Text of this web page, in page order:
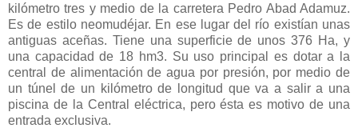
kilómetro tres y medio de la carretera Pedro Abad Adamuz.
Es de estilo neomudéjar. En ese lugar del río existían unas
antiguas aceñas. Tiene una superficie de unos 376 Ha, y
una capacidad de 18 hm3. Su uso principal es dotar a la
central de alimentación de agua por presión, por medio de
un túnel de un kilómetro de longitud que va a salir a una
piscina de la Central eléctrica, pero ésta es motivo de una
entrada exclusiva.